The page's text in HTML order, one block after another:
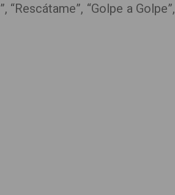
“Rescátame”, “Golpe a Golpe”,